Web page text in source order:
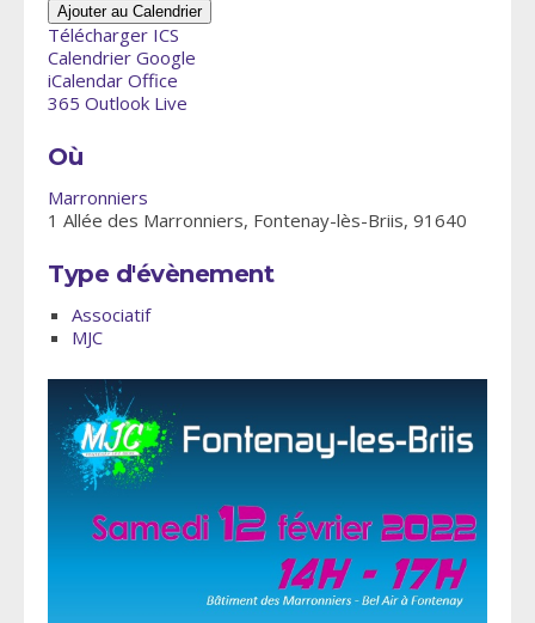
Ajouter au Calendrier
Télécharger ICS
Calendrier Google
iCalendar Office
365 Outlook Live
Où
Marronniers
1 Allée des Marronniers, Fontenay-lès-Briis, 91640
Type d'évènement
Associatif
MJC